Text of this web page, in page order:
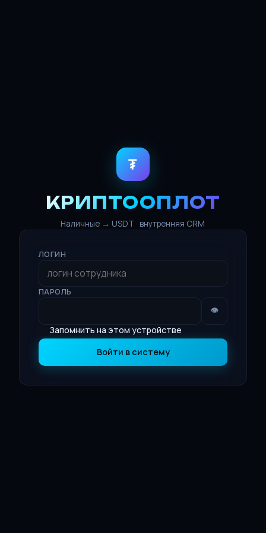
₮
КРИПТООПЛОТ
Наличные → USDT · внутренняя CRM
ЛОГИН
ПАРОЛЬ
👁
Запомнить на этом устройстве
Войти в систему